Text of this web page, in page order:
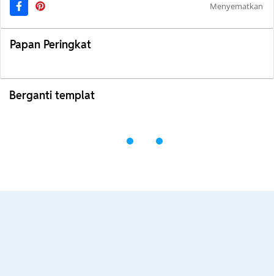
Menyematkan
Papan Peringkat
Berganti templat